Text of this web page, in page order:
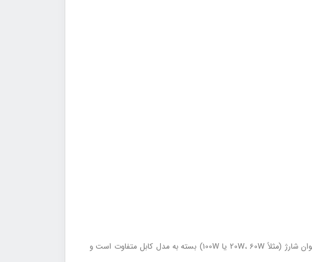
بله، اکثر کابل‌های مک دودو از فناوری‌های Fast Charge، PD (Power Delivery) و QC (Quick Charge) پشتیبانی می‌کنند. میزان توان شارژ (مثلاً 20W، 60W یا 100W) بسته به مدل کابل متفاوت است و